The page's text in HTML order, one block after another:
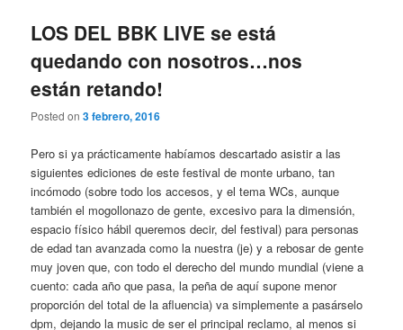
LOS DEL BBK LIVE se está
quedando con nosotros…nos
están retando!
Posted on3 febrero, 2016
Pero si ya prácticamente habíamos descartado asistir a las
siguientes ediciones de este festival de monte urbano, tan
incómodo (sobre todo los accesos, y el tema WCs, aunque
también el mogollonazo de gente, excesivo para la dimensión,
espacio físico hábil queremos decir, del festival) para personas
de edad tan avanzada como la nuestra (je) y a rebosar de gente
muy joven que, con todo el derecho del mundo mundial (viene a
cuento: cada año que pasa, la peña de aquí supone menor
proporción del total de la afluencia) va simplemente a pasárselo
dpm, dejando la music de ser el principal reclamo, al menos si